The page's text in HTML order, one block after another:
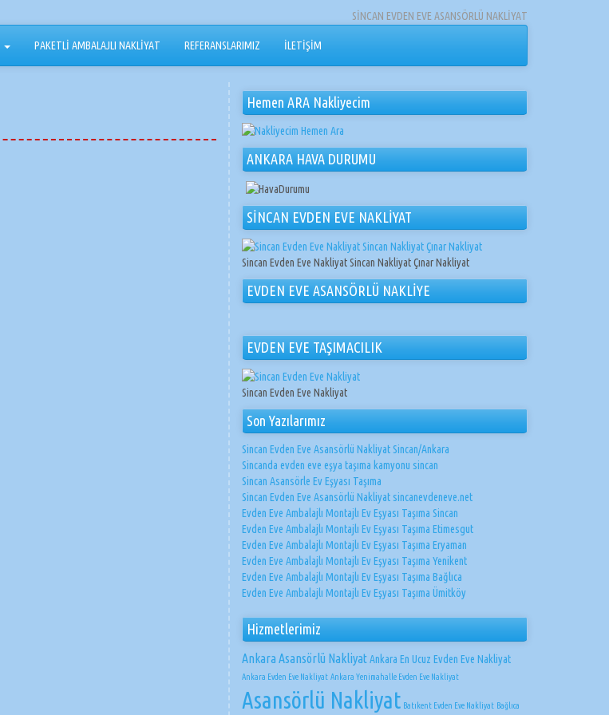
SİNCAN EVDEN EVE ASANSÖRLÜ NAKLİYAT
PAKETLİ AMBALAJLI NAKLİYAT REFERANSLARIMIZ İLETİŞİM
Hemen ARA Nakliyecim
ANKARA HAVA DURUMU
SİNCAN EVDEN EVE NAKLİYAT
Sincan Evden Eve Nakliyat Sincan Nakliyat Çınar Nakliyat
EVDEN EVE ASANSÖRLÜ NAKLİYE
EVDEN EVE TAŞIMACILIK
Sincan Evden Eve Nakliyat
Son Yazılarımız
Sincan Evden Eve Asansörlü Nakliyat Sincan/Ankara
Sincanda evden eve eşya taşıma kamyonu sincan
Sincan Asansörle Ev Eşyası Taşıma
Sincan Evden Eve Asansörlü Nakliyat sincanevdeneve.net
Evden Eve Ambalajlı Montajlı Ev Eşyası Taşıma Sincan
Evden Eve Ambalajlı Montajlı Ev Eşyası Taşıma Etimesgut
Evden Eve Ambalajlı Montajlı Ev Eşyası Taşıma Eryaman
Evden Eve Ambalajlı Montajlı Ev Eşyası Taşıma Yenikent
Evden Eve Ambalajlı Montajlı Ev Eşyası Taşıma Bağlıca
Evden Eve Ambalajlı Montajlı Ev Eşyası Taşıma Ümitköy
Hizmetlerimiz
Ankara Asansörlü NakliyatAnkara En Ucuz Evden Eve Nakliyat
Ankara Evden Eve Nakliyat Ankara Yenimahalle Evden Eve Nakliyat
Asansörlü Nakliyat Batıkent Evden Eve Nakliyat Bağlıca